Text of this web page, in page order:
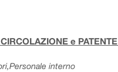
e PATENTE
interno